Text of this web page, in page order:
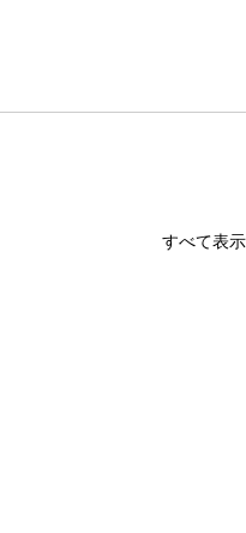
すべて表示